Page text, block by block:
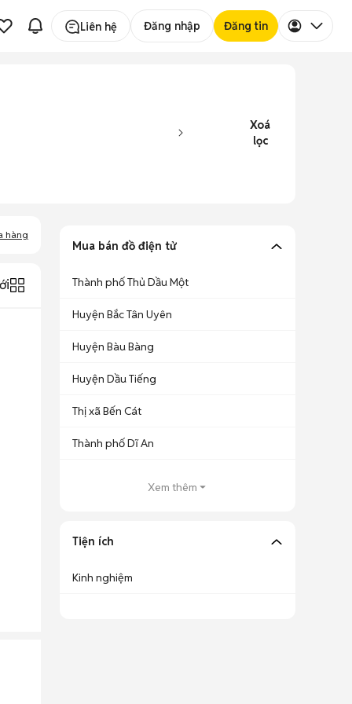
Liên hệ Đăng nhập Đăng tin
Xoá
lọc
hàng
Mua bán đồ điện tử
Thành phố Thủ Dầu Một
Huyện Bắc Tân Uyên
Huyện Bàu Bàng
Huyện Dầu Tiếng
Thị xã Bến Cát
Thành phố Dĩ An
Xem thêm
Tiện ích
Kinh nghiệm